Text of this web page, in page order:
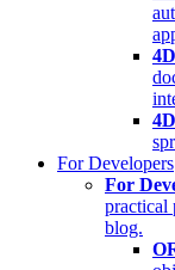
For Developers
For
practical
blog.